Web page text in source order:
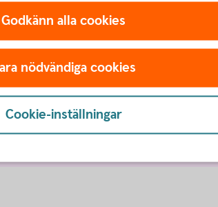
Olycksfallsförsäkring
Individuell
Godkänn alla cookies
nödvändiga cookies
Cookie-inställningar